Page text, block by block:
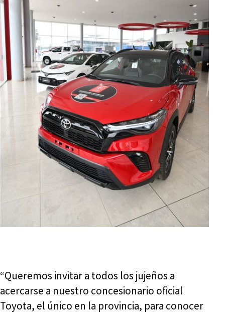
“Queremos invitar a todos los jujeños a
acercarse a nuestro concesionario oficial
Toyota, el único en la provincia, para conocer